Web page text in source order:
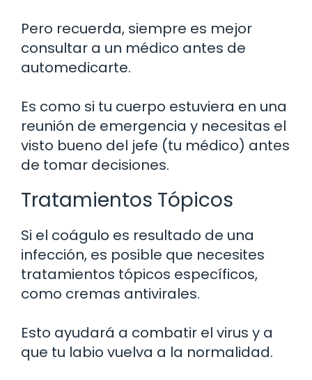
Pero recuerda, siempre es mejor
consultar a un médico antes de
automedicarte.
Es como si tu cuerpo estuviera en una
reunión de emergencia y necesitas el
visto bueno del jefe (tu médico) antes
de tomar decisiones.
Tratamientos Tópicos
Si el coágulo es resultado de una
infección, es posible que necesites
tratamientos tópicos específicos,
como cremas antivirales.
Esto ayudará a combatir el virus y a
que tu labio vuelva a la normalidad.